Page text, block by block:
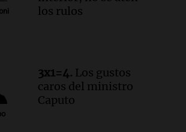
Cáceres llega a Córdoba a
una obra que
los rulos
3x1=4. Los gustos
caros del ministro
Caputo